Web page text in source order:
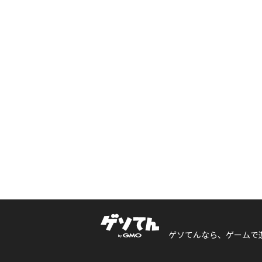
ゲソてんなら、ゲームで